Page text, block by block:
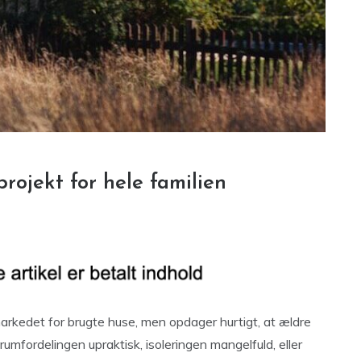
for hele familien
for brugte huse, men opdager hurtigt, at ældre
upraktisk, isoleringen mangelfuld, eller